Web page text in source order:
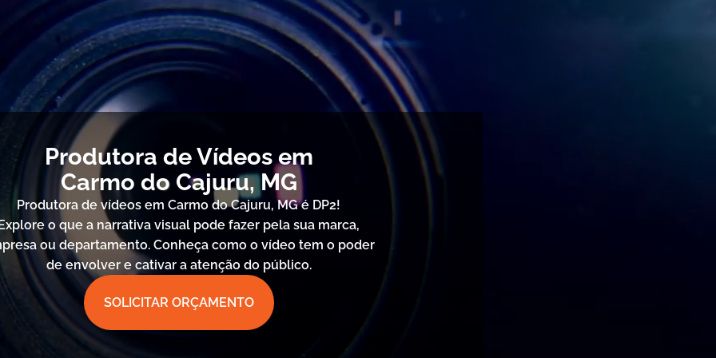
Produtora de Vídeos em
Carmo do Cajuru, MG
Produtora de vídeos em Carmo do Cajuru, MG é DP2!
o que a narrativa visual pode fazer pela sua marca,
ou departamento. Conheça como o vídeo tem o poder
de envolver e cativar a atenção do público.
SOLICITAR ORÇAMENTO